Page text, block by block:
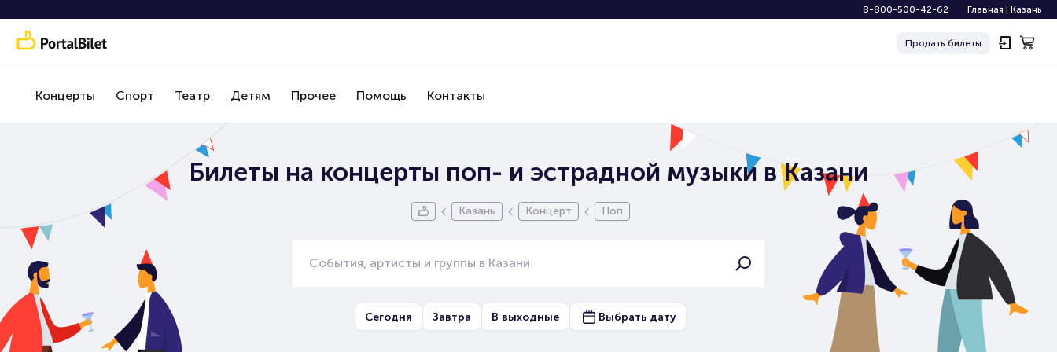
8-800-500-42-62 Главная Казань
Продать билеты
Концерты Спорт Театр Детям Прочее Помощь Контакты
Билеты на концерты поп- и эстрадной музыки в Казани
Казань Концерт Поп
Сегодня Завтра В выходные Выбрать дату